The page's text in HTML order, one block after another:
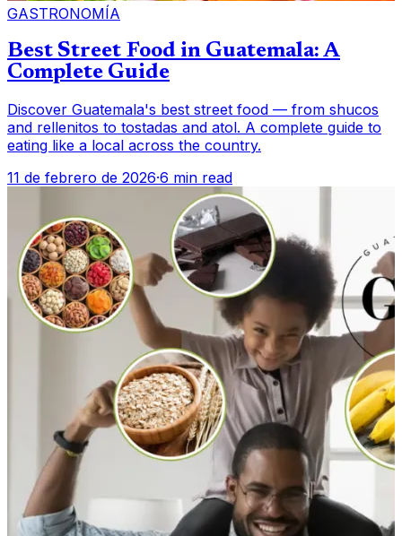
GASTRONOMÍA
Best Street Food in Guatemala: A
Complete Guide
Discover Guatemala's best street food — from shucos
and rellenitos to tostadas and atol. A complete guide to
eating like a local across the country.
11 de febrero de 2026·6 min read